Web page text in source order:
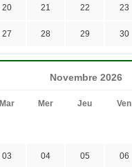
20 21 22 23
27 28 29 30
Novembre 2026
Mar Mer Jeu Ven
03 04 05 06